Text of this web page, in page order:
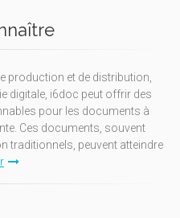
production et de distribution,
digitale, i6doc peut offrir des
pour les documents à
Ces documents, souvent
traditionnels, peuvent atteindre